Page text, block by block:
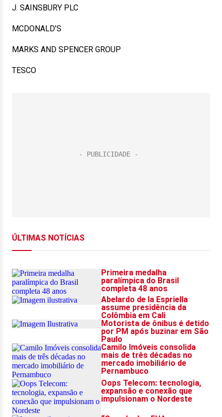
J. SAINSBURY PLC
MCDONALD’S
MARKS AND SPENCER GROUP
TESCO